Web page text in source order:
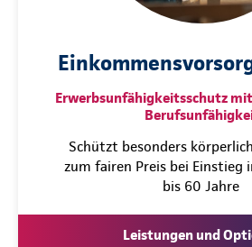
Erwerbsunfähigkeitsschutz
Schützt besonders
zum fairen Preis bei Einstieg
bis 60 Jahre
Leistungen und